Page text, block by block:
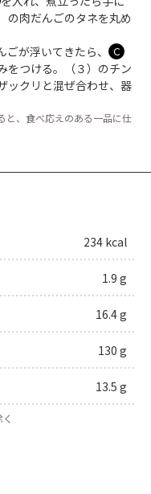
の肉だんごのタネを丸め
が浮いてきたら、 Ｃ
をつける。（３）のチン
ックリと混ぜ合わせ、器
と、食べ応えのある一品に仕
234 kcal
1.9 g
16.4 g
130 g
13.5 g